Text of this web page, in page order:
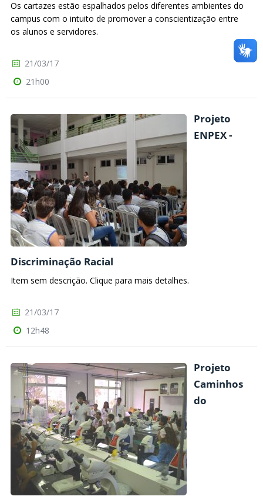
Os cartazes estão espalhados pelos diferentes ambientes do
campus com o intuito de promover a conscientização entre
os alunos e servidores.
21/03/17
21h00
Projeto
ENPEX -
Discriminação Racial
Item sem descrição. Clique para mais detalhes.
21/03/17
12h48
Projeto
Caminhos
do